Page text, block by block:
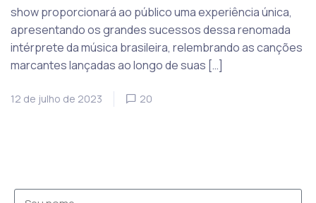
show proporcionará ao público uma experiência única,
apresentando os grandes sucessos dessa renomada
intérprete da música brasileira, relembrando as canções
marcantes lançadas ao longo de suas […]
12 de julho de 2023 20